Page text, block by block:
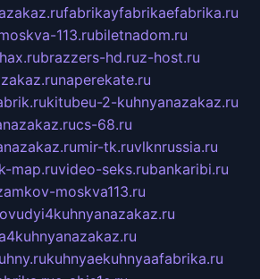
fabrikayfabrikaefabrika.ru
113.rubiletnadom.ru
brazzers-hd.ruz-host.ru
naperekate.ru
kitubeu-2-kuhnyanazakaz.ru
cs-68.ru
mir-tk.ruvlknrussia.ru
map.ruvideo-seks.rubankaribi.ru
moskva113.ru
kuhnyaekuhnyaafabrika.ru